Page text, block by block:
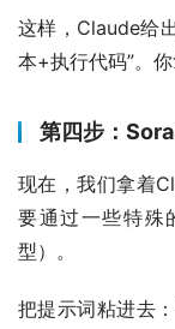
这样，Claude给
本+执行代码”。
第四步：
现在，我们拿着
要通过一些特殊
型）。
把提示词粘进去